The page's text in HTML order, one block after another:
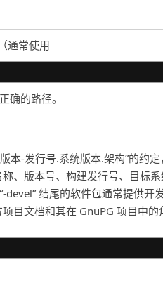
通常使用
确的路径。
本-发行号.系统版本.架构”的约
、版本号、构建发行号、目标系
devel” 结尾的软件包通常提供
目文档和其在 GnuPG 项目中的